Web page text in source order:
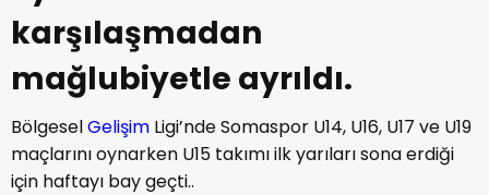
karşılaşmadan
mağlubiyetle ayrıldı.
BölgeselGelişim Ligi’nde Somaspor U14, U16, U17 ve U19
maçlarını oynarken U15 takımı ilk yarıları sona erdiği
için haftayı bay geçti..